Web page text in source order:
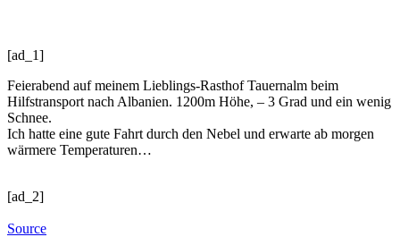
[ad_1]
Feierabend auf meinem Lieblings-Rasthof Tauernalm beim
Hilfstransport nach Albanien. 1200m Höhe, – 3 Grad und ein wenig
Schnee.
Ich hatte eine gute Fahrt durch den Nebel und erwarte ab morgen
wärmere Temperaturen…
[ad_2]
Source